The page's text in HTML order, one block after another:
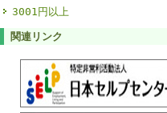
3001円以上
関連リンク